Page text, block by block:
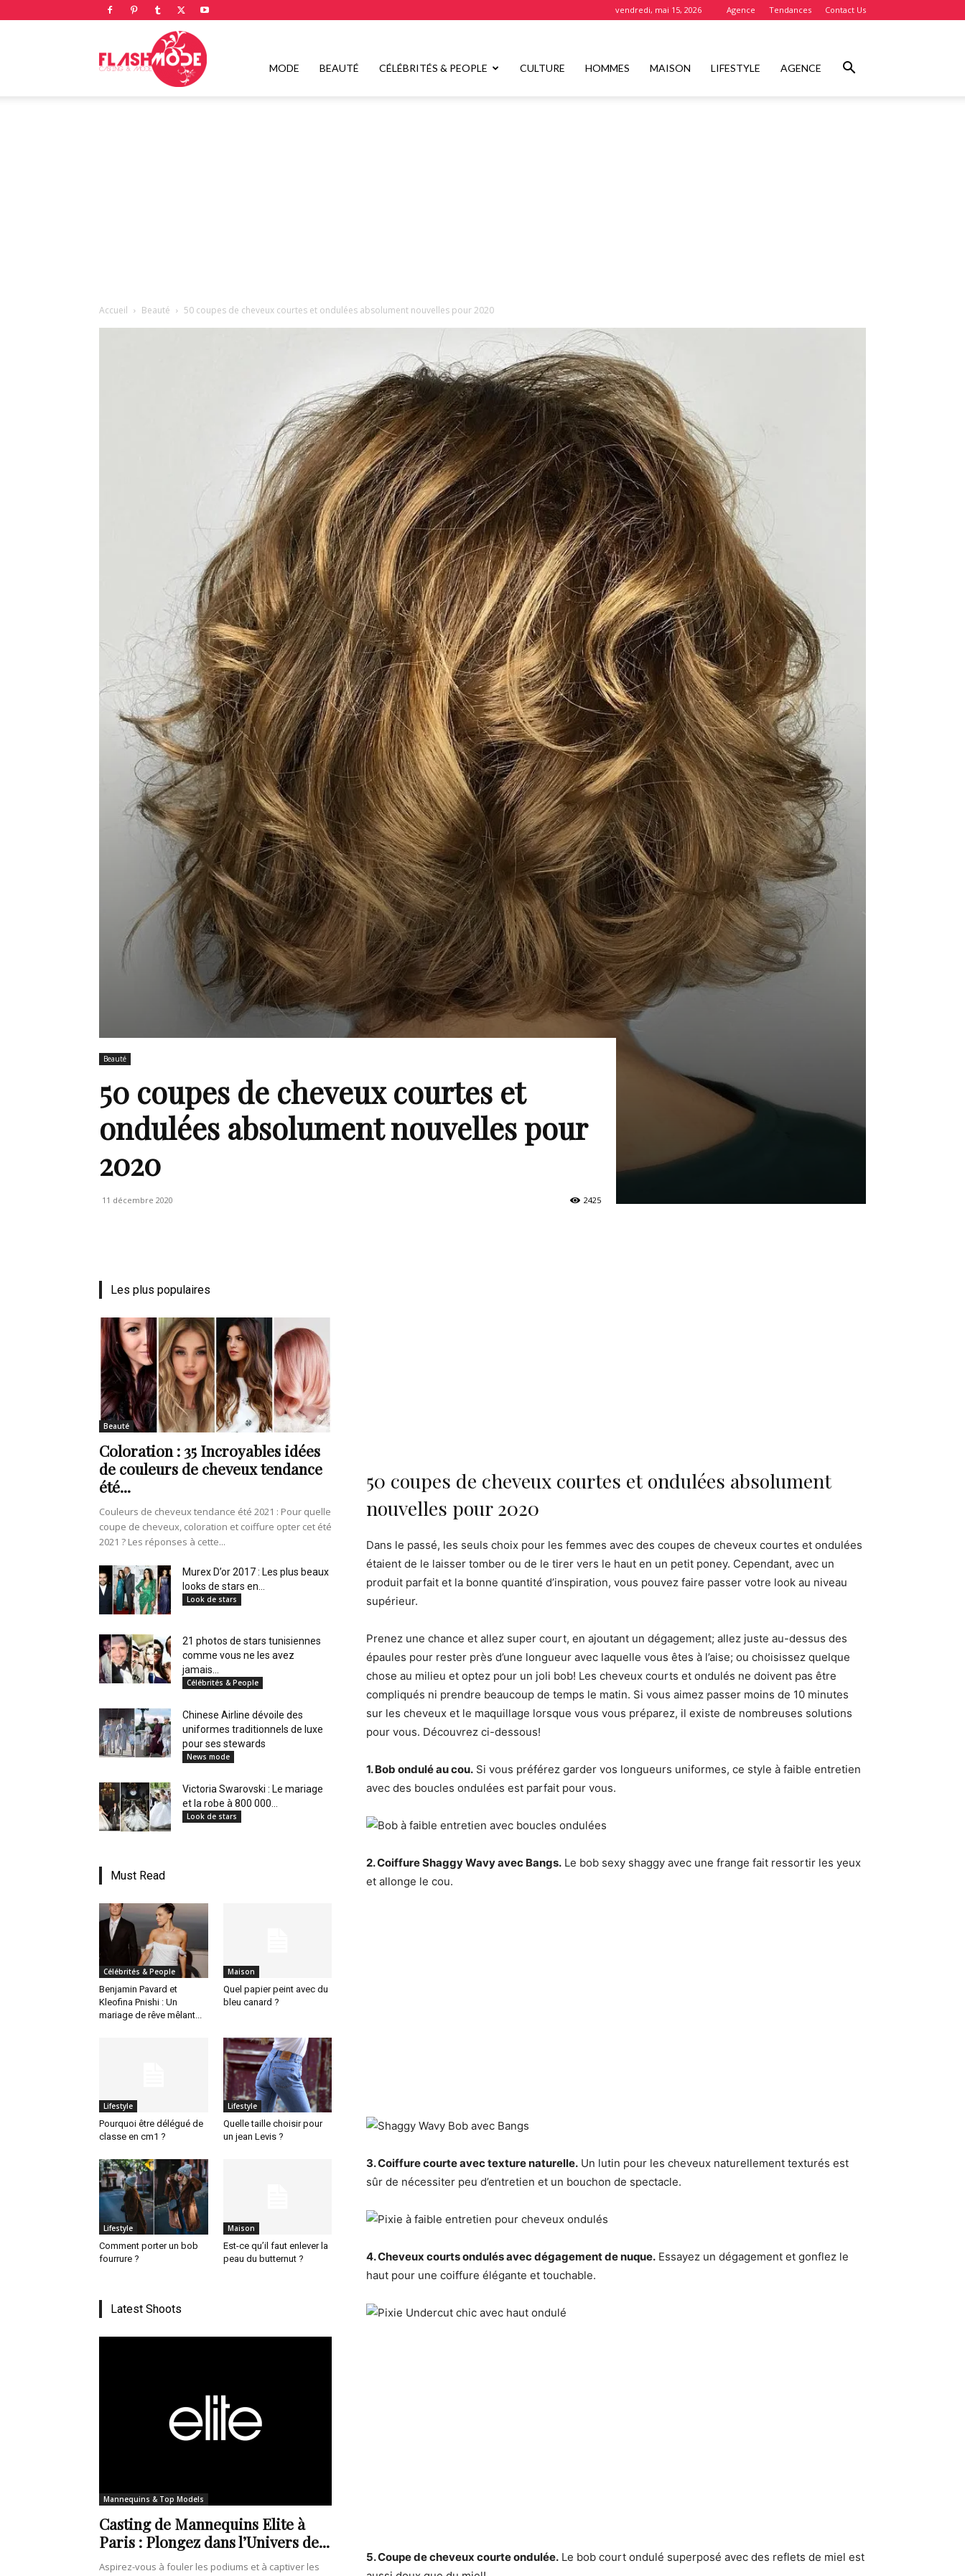
vendredi, mai 15, 2026 Agence Tendances Contact Us
Flashmode
style
de
vie
Numéro
un
en
et
MODE BEAUTÉ CÉLÉBRITÉS & PEOPLE CULTURE HOMMES MAISON LIFESTYLE AGENCE
Accueil Beauté 50 coupes de cheveux courtes et ondulées absolument nouvelles pour 2020
Beauté
50 coupes de cheveux courtes et
ondulées absolument nouvelles pour
2020
11 décembre 2020 2425
50 coupes de cheveux courtes et ondulées absolument
nouvelles pour 2020
Dans le passé, les seuls choix pour les femmes avec des coupes de cheveux courtes et ondulées
étaient de le laisser tomber ou de le tirer vers le haut en un petit poney. Cependant, avec un
produit parfait et la bonne quantité d’inspiration, vous pouvez faire passer votre look au niveau
supérieur.
Prenez une chance et allez super court, en ajoutant un dégagement; allez juste au-dessus des
épaules pour rester près d’une longueur avec laquelle vous êtes à l’aise; ou choisissez quelque
chose au milieu et optez pour un joli bob! Les cheveux courts et ondulés ne doivent pas être
compliqués ni prendre beaucoup de temps le matin. Si vous aimez passer moins de 10 minutes
sur les cheveux et le maquillage lorsque vous vous préparez, il existe de nombreuses solutions
pour vous. Découvrez ci-dessous!
1. Bob ondulé au cou. Si vous préférez garder vos longueurs uniformes, ce style à faible entretien
avec des boucles ondulées est parfait pour vous.
2. Coiffure Shaggy Wavy avec Bangs. Le bob sexy shaggy avec une frange fait ressortir les yeux
et allonge le cou.
3. Coiffure courte avec texture naturelle. Un lutin pour les cheveux naturellement texturés est
sûr de nécessiter peu d’entretien et un bouchon de spectacle.
4. Cheveux courts ondulés avec dégagement de nuque. Essayez un dégagement et gonflez le
haut pour une coiffure élégante et touchable.
5. Coupe de cheveux courte ondulée. Le bob court ondulé superposé avec des reflets de miel est
Les plus populaires
Beauté
Coloration : 35 Incroyables idées
de couleurs de cheveux tendance
été...
Couleurs de cheveux tendance été 2021 : Pour quelle
coupe de cheveux, coloration et coiffure opter cet été
2021 ? Les réponses à cette...
Murex D’or 2017 : Les plus beaux
looks de stars en...
Look de stars
21 photos de stars tunisiennes
comme vous ne les avez
jamais...
Célébrités & People
Chinese Airline dévoile des
uniformes traditionnels de luxe
pour ses stewards
News mode
Victoria Swarovski : Le mariage
et la robe à 800 000...
Look de stars
Must Read
Célébrités & People
Benjamin Pavard et
Kleofina Pnishi : Un
mariage de rêve mêlant...
Maison
Quel papier peint avec du
bleu canard ?
Lifestyle
Pourquoi être délégué de
classe en cm1 ?
Lifestyle
Quelle taille choisir pour
un jean Levis ?
Lifestyle
Comment porter un bob
fourrure ?
Maison
Est-ce qu’il faut enlever la
peau du butternut ?
Latest Shoots
Mannequins & Top Models
Casting de Mannequins Elite à
Paris : Plongez dans l’Univers de...
Aspirez-vous à fouler les podiums et à captiver les